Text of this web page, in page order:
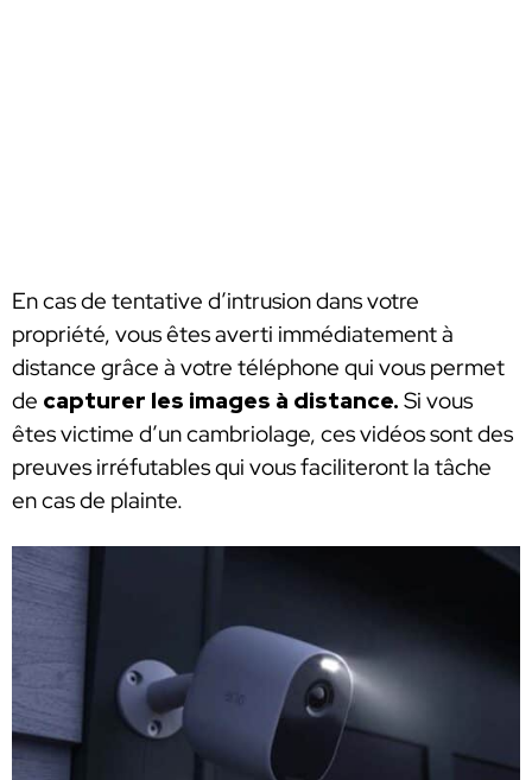
En cas de tentative d’intrusion dans votre
propriété, vous êtes averti immédiatement à
distance grâce à votre téléphone qui vous permet
de capturer les images à distance. Si vous
êtes victime d’un cambriolage, ces vidéos sont des
preuves irréfutables qui vous faciliteront la tâche
en cas de plainte.